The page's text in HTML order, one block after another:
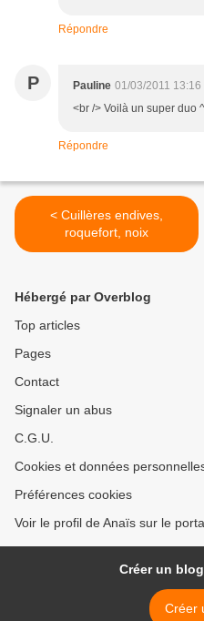
Répondre
P Pauline 01/03/2011 13:16
<br /> Voilà un super duo
Répondre
< Cuillères endives,
roquefort, noix
Hébergé par Overblog
Top articles
Pages
Contact
Signaler un abus
C.G.U.
Cookies et données
Préférences cookies
Voir le profil de Anaïs sur le
Créer un
Créer